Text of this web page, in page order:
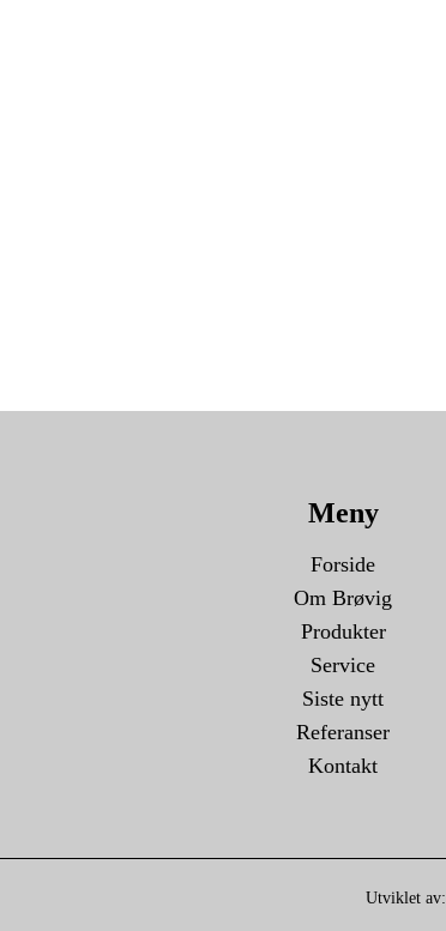
Meny
Forside
Om Brøvig
Produkter
Service
Siste nytt
Referanser
Kontakt
Utviklet av: